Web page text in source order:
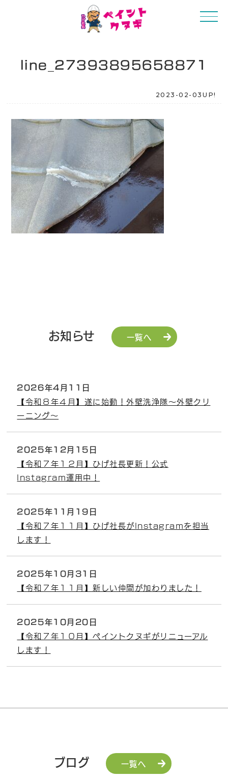
line_27393895658871
2023-02-03UP!
お知らせ 一覧へ
2026年4月11日
【令和８年４月】遂に始動！外壁洗浄隊～外壁クリ
ーニング～
2025年12月15日
【令和７年１２月】ひげ社長更新！公式
Instagram運用中！
2025年11月19日
【令和７年１１月】ひげ社長がInstagramを担当
します！
2025年10月31日
【令和７年１１月】新しい仲間が加わりました！
2025年10月20日
【令和７年１０月】ペイントクヌギがリニューアル
します！
ブログ 一覧へ